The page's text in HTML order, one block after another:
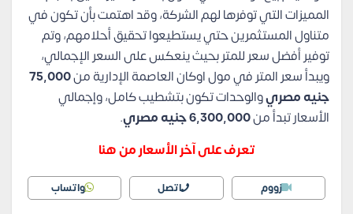
المميزات التي توفرها لهم الشركة، وقد اهتمت بأن تكون في
متناول المستثمرين حتي يستطيعوا تحقيق أحلامهم، وتم
توفير أفضل سعر للمتر بحيث ينعكس على السعر الإجمالي،
ويبدأ سعر المتر في مول اوكان العاصمة الإدارية من75,000
جنيه مصريوالوحدات تكون بتشطيب كامل، وإجمالي
الأسعار تبدأ من6,300,000 جنيه مصري
.
تعرف على آخر الأسعار من هنا
زووم اتصل واتساب